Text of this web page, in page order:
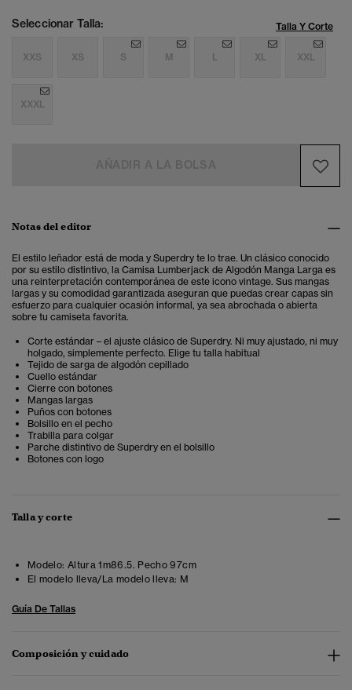
Seleccionar Talla: Talla Y Corte
XXS XS S M L XL XXL
XXXL
Notas del editor
El estilo leñador está de moda y Superdry te lo trae. Un clásico conocido
por su estilo distintivo, la Camisa Lumberjack de Algodón Manga Larga es
una reinterpretación contemporánea de este icono vintage. Sus mangas
largas y su comodidad garantizada aseguran que puedas crear capas sin
esfuerzo para cualquier ocasión informal, ya sea abrochada o abierta
sobre tu camiseta favorita.
Corte estándar – el ajuste clásico de Superdry. Ni muy ajustado, ni muy
holgado, simplemente perfecto. Elige tu talla habitual
Tejido de sarga de algodón cepillado
Cuello estándar
Cierre con botones
Mangas largas
Puños con botones
Bolsillo en el pecho
Trabilla para colgar
Parche distintivo de Superdry en el bolsillo
Botones con logo
Talla y corte
Modelo: Altura 1m86.5. Pecho 97cm
El modelo lleva/La modelo lleva: M
Guía De Tallas
Composición y cuidado